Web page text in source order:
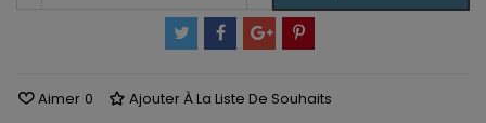
Aimer 0 Ajouter À La Liste De Souhaits